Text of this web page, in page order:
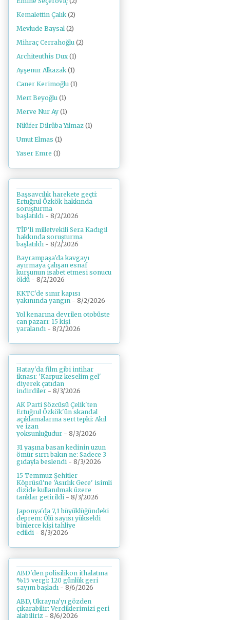
Kemalettin Çalık (2)
Mevlude Baysal (2)
Mihraç Cerrahoğlu (2)
Architeuthis Dux (1)
Ayşenur Alkazak (1)
Caner Kerimoğlu (1)
Mert Beyoğlu (1)
Merve Nur Ay (1)
Nilüfer Dilrûba Yılmaz (1)
Umut Elmas (1)
Yaser Emre (1)
Başsavcılık harekete geçti:
Ertuğrul Özkök hakkında
soruşturma
başlatıldı - 8/2/2026
TİP'li milletvekili Sera Kadıgil
hakkında soruşturma
başlatıldı - 8/2/2026
Bayrampaşa'da kavgayı
ayırmaya çalışan esnaf
kurşunun isabet etmesi sonucu
öldü - 8/2/2026
KKTC'de sınır kapısı
yakınında yangın - 8/2/2026
Yol kenarına devrilen otobüste
can pazarı: 15 kişi
yaralandı - 8/2/2026
Hatay'da film gibi intihar
iknası: 'Karpuz keselim gel'
diyerek çatıdan
indirdiler - 8/3/2026
AK Parti Sözcüsü Çelik'ten
Ertuğrul Özkök'ün skandal
açıklamalarına sert tepki: Akıl
ve izan
yoksunluğudur - 8/3/2026
31 yaşına basan kedinin uzun
ömür sırrı bakın ne: Sadece 3
gıdayla beslendi - 8/3/2026
15 Temmuz Şehitler
Köprüsü'ne 'Asırlık Gece' isimli
dizide kullanılmak üzere
tanklar getirildi - 8/3/2026
Japonya'da 7,1 büyüklüğündeki
deprem: Ölü sayısı yükseldi
binlerce kişi tahliye
edildi - 8/3/2026
ABD'den polisilikon ithalatına
%15 vergi: 120 günlük geri
sayım başladı - 8/6/2026
ABD, Ukrayna'yı gözden
çıkarabilir: Verdiklerimizi geri
alabiliriz - 8/6/2026